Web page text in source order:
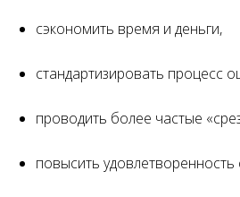
сэкономить время и деньги,
стандартизировать процесс
проводить более частые
повысить удовлетворенность